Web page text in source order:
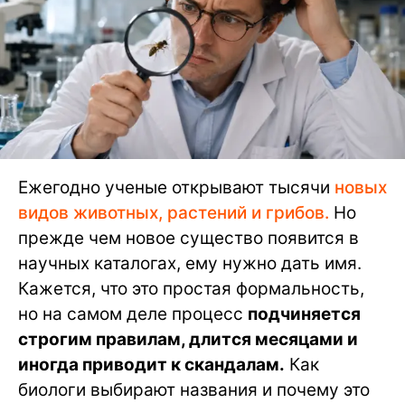
Ежегодно ученые открывают тысячи новых
видов животных, растений и грибов. Но
прежде чем новое существо появится в
научных каталогах, ему нужно дать имя.
Кажется, что это простая формальность,
но на самом деле процесс подчиняется
строгим правилам, длится месяцами и
иногда приводит к скандалам. Как
биологи выбирают названия и почему это